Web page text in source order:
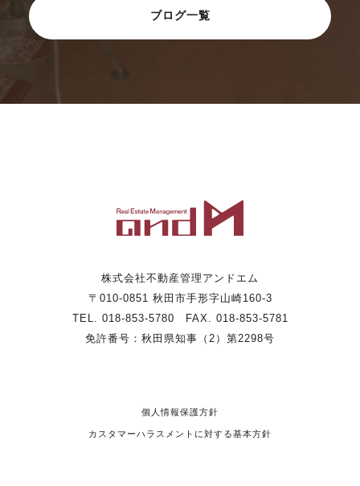
ブログ一覧
株式会社不動産管理アンドエム
〒010-0851 秋田市手形字山崎160-3
TEL. 018-853-5780 FAX. 018-853-5781
免許番号：秋田県知事（2）第2298号
個人情報保護方針
カスタマーハラスメントに対する基本方針